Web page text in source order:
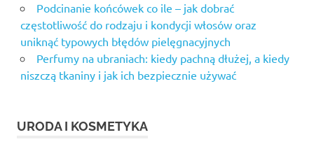
Podcinanie końcówek co ile – jak dobrać
częstotliwość do rodzaju i kondycji włosów oraz
uniknąć typowych błędów pielęgnacyjnych
Perfumy na ubraniach: kiedy pachną dłużej, a kiedy
niszczą tkaniny i jak ich bezpiecznie używać
URODA I KOSMETYKA